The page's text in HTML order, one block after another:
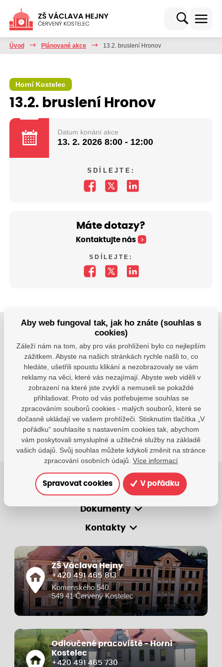
Úvod Plánované akce 13.2. bruslení Hronov
Horní Kostelec
13.2. bruslení Hronov
Datum konání akce
13. 2. 2026 8:00 - 12:00
SDÍLEJTE:
Máte dotazy?
Kontaktujte nás
SDÍLEJTE:
Jsme tu pro Vaše děti.
Jsme k dispozici, pokud potřebujete pomoci.
zsvhejny@zsvhejny.cz
+420 491 465 813
po-pá: 7:30 - 15:30 hod.
O škole
Dokumenty
Kontakty
ZŠ Václava Hejny
+420 491 465 813
Komenského 540
549 41 Červený Kostelec
Odloučené pracoviště - Horní
Kostelec
+420 491 465 730
Aby web fungoval tak, jak ho znáte (souhlas s
cookies)
Záleží nám na tom, aby pro vás prohlížení bylo co nejlepším
zážitkem. Abyste na našich stránkách rychle našli to, co
hledáte, ušetřili spoustu klikání a nezobrazovaly se vám
reklamy na věci, které vás nezajímají. Abyste web viděli v
zobrazení na které jste zvyklí a nemuseli se pokaždé
přihlašovat. Proto od vás potřebujeme souhlas se
zpracováním souborů cookies - malých souborů, které se
dočasně ukládají ve vašem prohlížeči. Stisknutím tlačítka „V
pořádku“ souhlasíte s nastavením cookies tak, abychom
vám poskytovali smysluplné a užitečné služby na základě
vašich údajů. Svůj souhlas můžete kdykoli změnit na stránce
zpracování osobních údajů. Více informací
Spravovat cookies V pořádku